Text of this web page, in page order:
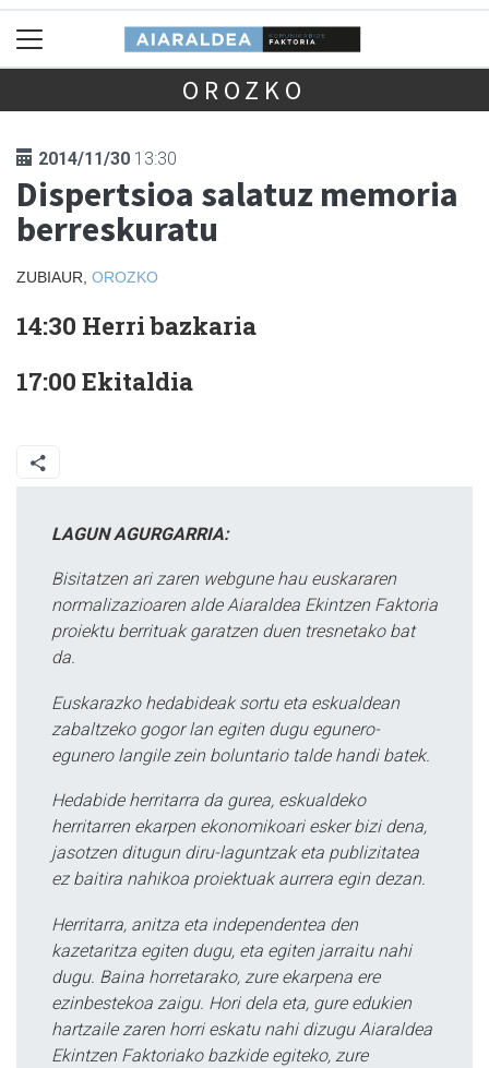
OROZKO
2014/11/30 13:30
Dispertsioa salatuz memoria
berreskuratu
ZUBIAUR, OROZKO
14:30 Herri bazkaria
17:00 Ekitaldia
LAGUN AGURGARRIA:
Bisitatzen ari zaren webgune hau euskararen
normalizazioaren alde Aiaraldea Ekintzen Faktoria
proiektu berrituak garatzen duen tresnetako bat
da.
Euskarazko hedabideak sortu eta eskualdean
zabaltzeko gogor lan egiten dugu egunero-
egunero langile zein boluntario talde handi batek.
Hedabide herritarra da gurea, eskualdeko
herritarren ekarpen ekonomikoari esker bizi dena,
jasotzen ditugun diru-laguntzak eta publizitatea
ez baitira nahikoa proiektuak aurrera egin dezan.
Herritarra, anitza eta independentea den
kazetaritza egiten dugu, eta egiten jarraitu nahi
dugu. Baina horretarako, zure ekarpena ere
ezinbestekoa zaigu. Hori dela eta, gure edukien
hartzaile zaren horri eskatu nahi dizugu Aiaraldea
Ekintzen Faktoriako bazkide egiteko, zure